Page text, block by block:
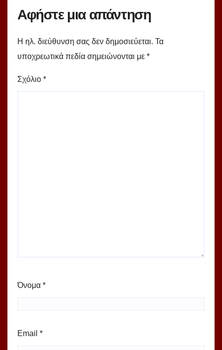
Αφήστε μια απάντηση
Η ηλ. διεύθυνση σας δεν δημοσιεύεται. Τα
υποχρεωτικά πεδία σημειώνονται με *
Σχόλιο *
Όνομα *
Email *